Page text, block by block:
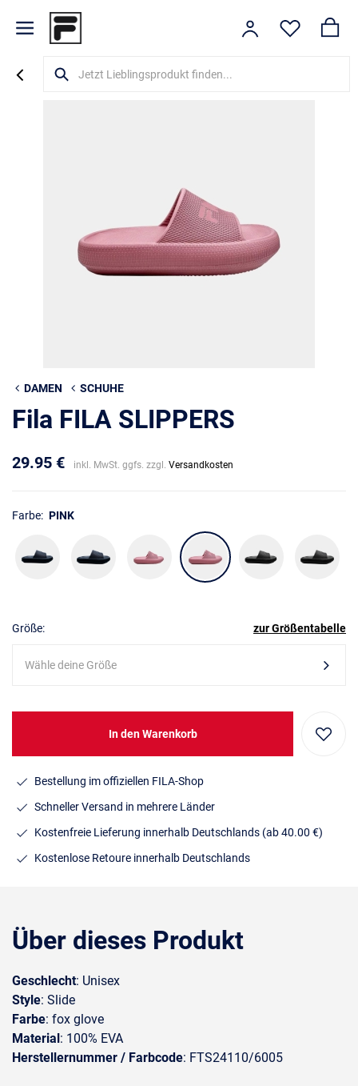
DAMEN SCHUHE
Fila FILA SLIPPERS
29.95 € inkl. MwSt. ggfs. zzgl. Versandkosten
Farbe: PINK
Größe: zur Größentabelle
Wähle deine Größe
In den Warenkorb
Bestellung im offiziellen FILA-Shop
Schneller Versand in mehrere Länder
Kostenfreie Lieferung innerhalb Deutschlands (ab 40.00 €)
Kostenlose Retoure innerhalb Deutschlands
Über dieses Produkt
Geschlecht: Unisex
Style: Slide
Farbe: fox glove
Material: 100% EVA
Herstellernummer / Farbcode: FTS24110/6005